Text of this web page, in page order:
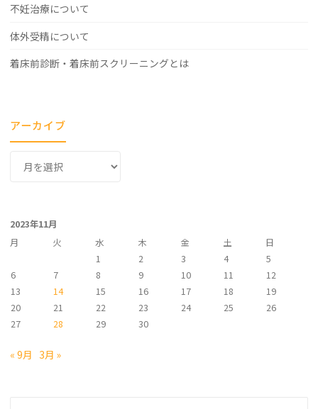
不妊治療について
体外受精について
着床前診断・着床前スクリーニングとは
アーカイブ
ブ
2023年11月
月
火 水 木 金 土
日
1
2 3 4
5
6
7 8 9 10 11
12
13
14 15 16 17 18
19
20
21 22 23 24 25
26
27
28 29 30
« 9月 3月 »